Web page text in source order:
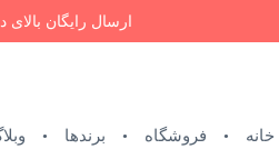
ارسال رایگان بالای
خانه فروشگاه برندها